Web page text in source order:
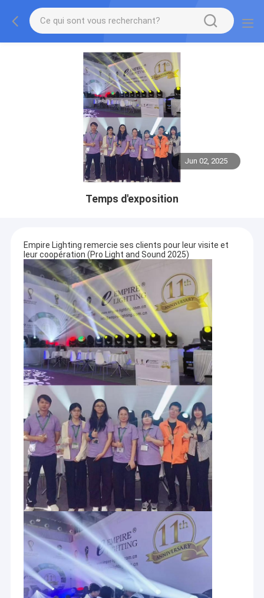
Jun 02, 2025
Temps d'exposition
Empire Lighting remercie ses clients pour leur visite et
leur coopération (Pro Light and Sound 2025)